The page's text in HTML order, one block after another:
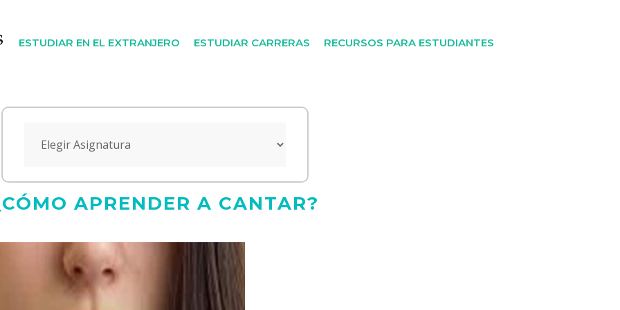
ESTUDIAR EN EL EXTRANJERO ESTUDIAR CARRERAS RECURSOS PARA ESTUDIANTES
APRENDER A CANTAR?